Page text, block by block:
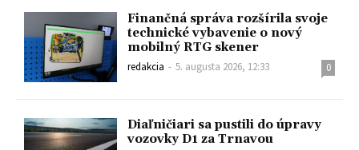
Finančná správa rozšírila svoje
technické vybavenie o nový
mobilný RTG skener
redakcia - 5. augusta 2026, 12:33 0
Diaľničiari sa pustili do úpravy
vozovky D1 za Trnavou